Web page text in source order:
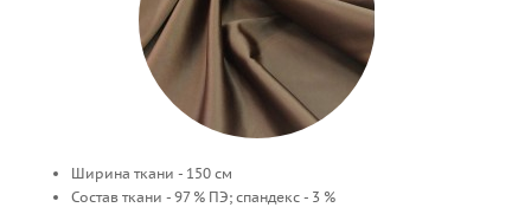
Ширина ткани - 150 см
Состав ткани - 97 % ПЭ; спандекс - 3 %